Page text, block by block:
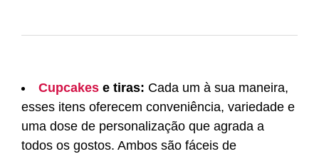
Cupcakes e tiras: Cada um à sua maneira,
esses itens oferecem conveniência, variedade e
uma dose de personalização que agrada a
todos os gostos. Ambos são fáceis de